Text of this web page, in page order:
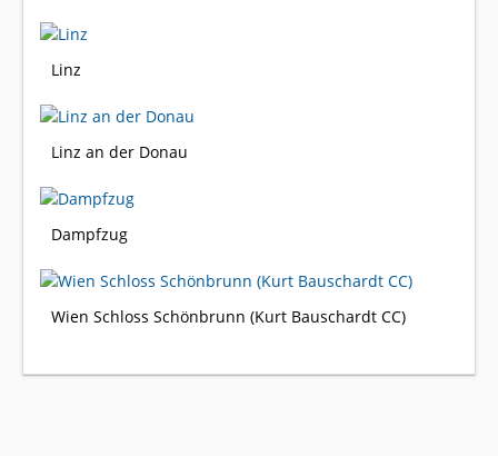
Linz
Linz an der Donau
Dampfzug
Wien Schloss Schönbrunn (Kurt Bauschardt CC)